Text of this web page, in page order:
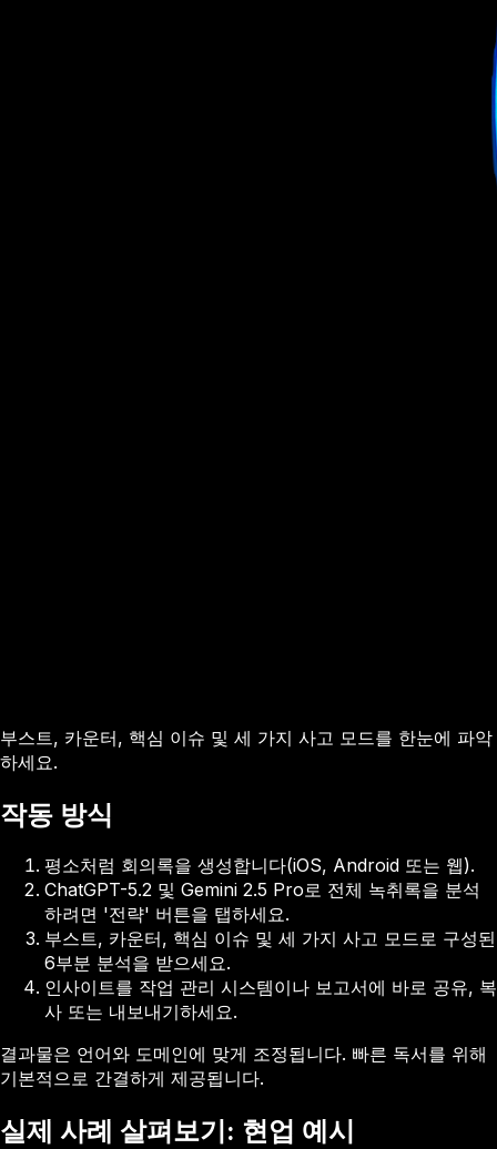
부스트, 카운터, 핵심 이슈 및 세 가지 사고 모드를 한눈에 파악
하세요.
작동 방식
평소처럼 회의록을 생성합니다(iOS, Android 또는 웹).
ChatGPT-5.2 및 Gemini 2.5 Pro로 전체 녹취록을 분석
하려면 '전략' 버튼을 탭하세요.
부스트, 카운터, 핵심 이슈 및 세 가지 사고 모드로 구성된
6부분 분석을 받으세요.
인사이트를 작업 관리 시스템이나 보고서에 바로 공유, 복
사 또는 내보내기하세요.
결과물은 언어와 도메인에 맞게 조정됩니다. 빠른 독서를 위해
기본적으로 간결하게 제공됩니다.
실제 사례 살펴보기: 현업 예시